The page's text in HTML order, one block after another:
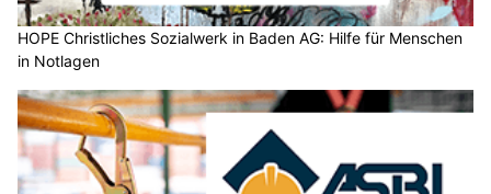
HOPE Christliches Sozialwerk in Baden AG: Hilfe für Menschen
in Notlagen